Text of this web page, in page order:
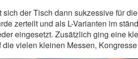
sich der Tisch dann sukzessive für
zerteilt und als L-Varianten im
eingesetzt. Zusätzlich ging eine
die vielen kleinen Messen,